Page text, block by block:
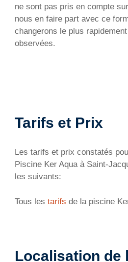
ne sont pas pris en compte
nous en faire part avec ce
changerons le plus
observées.
Tarifs et Prix
Les tarifs et prix constatés
Piscine Ker Aqua à Saint-
les suivants:
Tous les tarifs de la piscine
Localisation de